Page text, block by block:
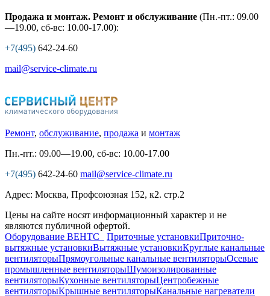
Продажа и монтаж. Ремонт и обслуживание (Пн.-пт.: 09.00
—19.00, сб-вс: 10.00-17.00):
+7(495) 642-24-60
mail@service-climate.ru
Ремонт, обслуживание, продажа и монтаж
Пн.-пт.: 09.00—19.00, сб-вс: 10.00-17.00
+7(495) 642-24-60 mail@service-climate.ru
Адрес: Москва, Профсоюзная 152, к2. стр.2
Цены на сайте носят информационный характер и не
являются публичной офертой.
Оборудование ВЕНТС
Приточные установкиПриточно-
вытяжные установкиВытяжные установкиКруглые канальные
вентиляторыПрямоугольные канальные вентиляторыОсевые
промышленные вентиляторыШумоизолированные
вентиляторыКухонные вентиляторыЦентробежные
вентиляторыКрышные вентиляторыКанальные нагреватели